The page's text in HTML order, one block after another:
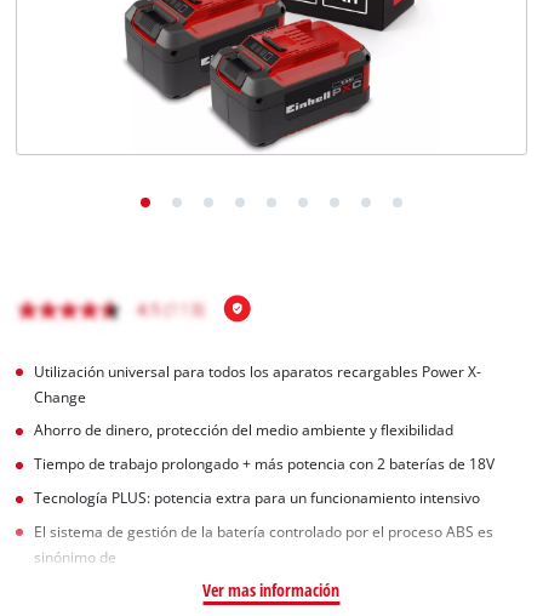
Utilización universal para todos los aparatos recargables Power X-
Change
Ahorro de dinero, protección del medio ambiente y flexibilidad
Tiempo de trabajo prolongado + más potencia con 2 baterías de 18V
Tecnología PLUS: potencia extra para un funcionamiento intensivo
El sistema de gestión de la batería controlado por el proceso ABS es
sinónimo de
Ver mas información